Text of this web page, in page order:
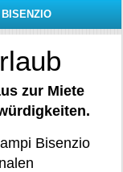
zur Miete
Bisenzio